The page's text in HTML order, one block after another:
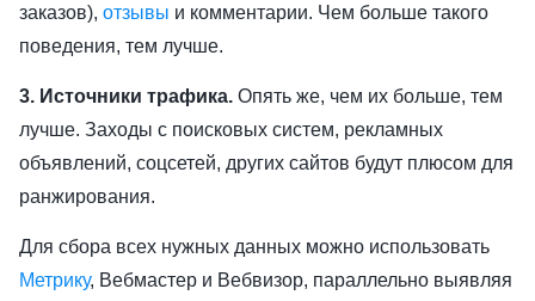
заказов), отзывы и комментарии. Чем больше такого
поведения, тем лучше.
3. Источники трафика. Опять же, чем их больше, тем
лучше. Заходы с поисковых систем, рекламных
объявлений, соцсетей, других сайтов будут плюсом для
ранжирования.
Для сбора всех нужных данных можно использовать
Метрику, Вебмастер и Вебвизор, параллельно выявляя